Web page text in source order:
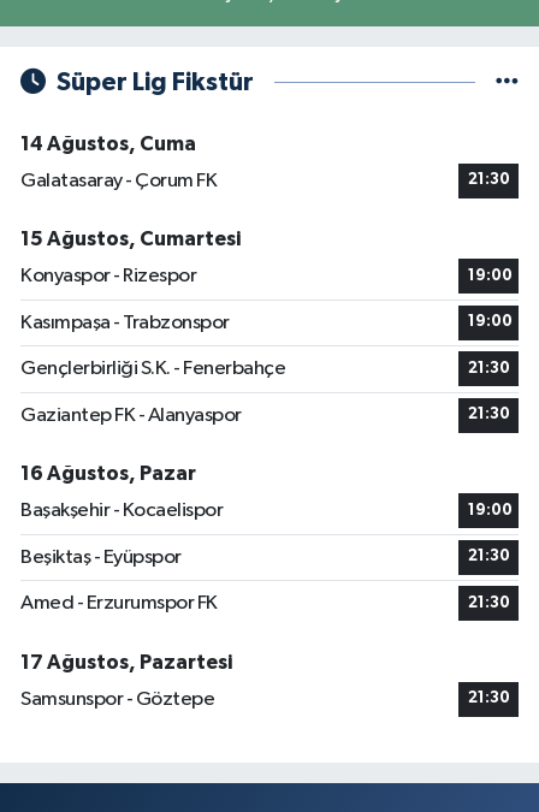
Süper Lig Fikstür
14 Ağustos, Cuma
Galatasaray - Çorum FK
21:30
15 Ağustos, Cumartesi
Konyaspor - Rizespor
19:00
Kasımpaşa - Trabzonspor 19:00
Gençlerbirliği S.K. - Fenerbahçe 21:30
Gaziantep FK - Alanyaspor 21:30
16 Ağustos, Pazar
Başakşehir - Kocaelispor
19:00
Beşiktaş - Eyüpspor 21:30
Amed - Erzurumspor FK 21:30
17 Ağustos, Pazartesi
Samsunspor - Göztepe
21:30